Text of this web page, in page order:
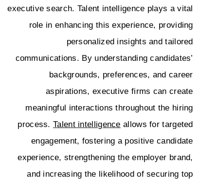
executive search. Talent intelligence plays a vital
role in enhancing this experience, providing
personalized insights and tailored
communications. By understanding candidates’
backgrounds, preferences, and career
aspirations, executive firms can create
meaningful interactions throughout the hiring
process.Talent intelligence allows for targeted
engagement, fostering a positive candidate
experience, strengthening the employer brand,
and increasing the likelihood of securing top